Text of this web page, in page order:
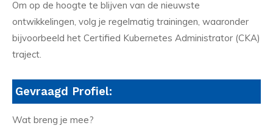
Om op de hoogte te blijven van de nieuwste
ontwikkelingen, volg je regelmatig trainingen, waaronder
bijvoorbeeld het Certified Kubernetes Administrator (CKA)
traject.
Gevraagd Profiel:
Wat breng je mee?